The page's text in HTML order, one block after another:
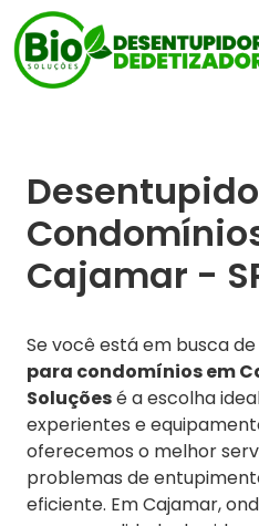
Cajamar -
Se você está em busca
para condomínios em
Soluçõesé a escolha
experientes e
oferecemos o melhor
problemas de
eficiente. Em Cajamar,